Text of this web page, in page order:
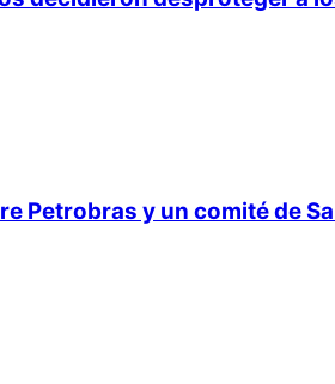
Petrobras y un comité de